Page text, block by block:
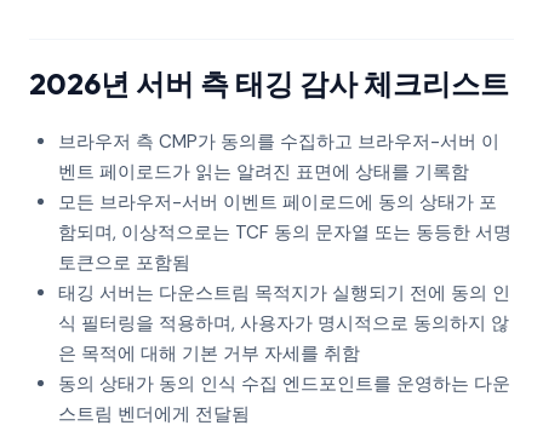
2026년 서버 측 태깅 감사 체크리스트
브라우저 측 CMP가 동의를 수집하고 브라우저-서버 이
벤트 페이로드가 읽는 알려진 표면에 상태를 기록함
모든 브라우저-서버 이벤트 페이로드에 동의 상태가 포
함되며, 이상적으로는 TCF 동의 문자열 또는 동등한 서명
토큰으로 포함됨
태깅 서버는 다운스트림 목적지가 실행되기 전에 동의 인
식 필터링을 적용하며, 사용자가 명시적으로 동의하지 않
은 목적에 대해 기본 거부 자세를 취함
동의 상태가 동의 인식 수집 엔드포인트를 운영하는 다운
스트림 벤더에게 전달됨